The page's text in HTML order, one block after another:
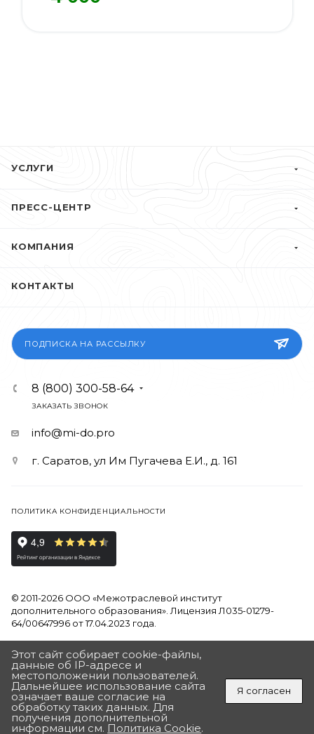
УСЛУГИ
ПРЕСС-ЦЕНТР
КОМПАНИЯ
КОНТАКТЫ
ПОДПИСКА НА РАССЫЛКУ
8 (800) 300-58-64
ЗАКАЗАТЬ ЗВОНОК
info@mi-do.pro
г. Саратов, ул Им Пугачева Е.И., д. 161
ПОЛИТИКА КОНФИДЕНЦИАЛЬНОСТИ
© 2011-2026 ООО «Межотраслевой институт
дополнительного образования». Лицензия Л035-01279-
64/00647996 от 17.04.2023 года.
Продолжая использовать наш сайт, вы даете согласие на
обработку файлов Cookies и других пользовательских
данных, в соответствии сПолитикой на обработку
персональных данных
Разработан в Агентстве Андрея Полушина
Этот сайт собирает cookie-файлы,
данные об IP-адресе и
местоположении пользователей.
Дальнейшее использование сайта
означает ваше согласие на
обработку таких данных. Для
получения дополнительной
информации см. Политика Cookie.
Я согласен
ПОЛУЧИТЬ ПОДАРОК
«ДЛЯ ВАС ПОДАРОК ОТ ИНСТИТУТА»